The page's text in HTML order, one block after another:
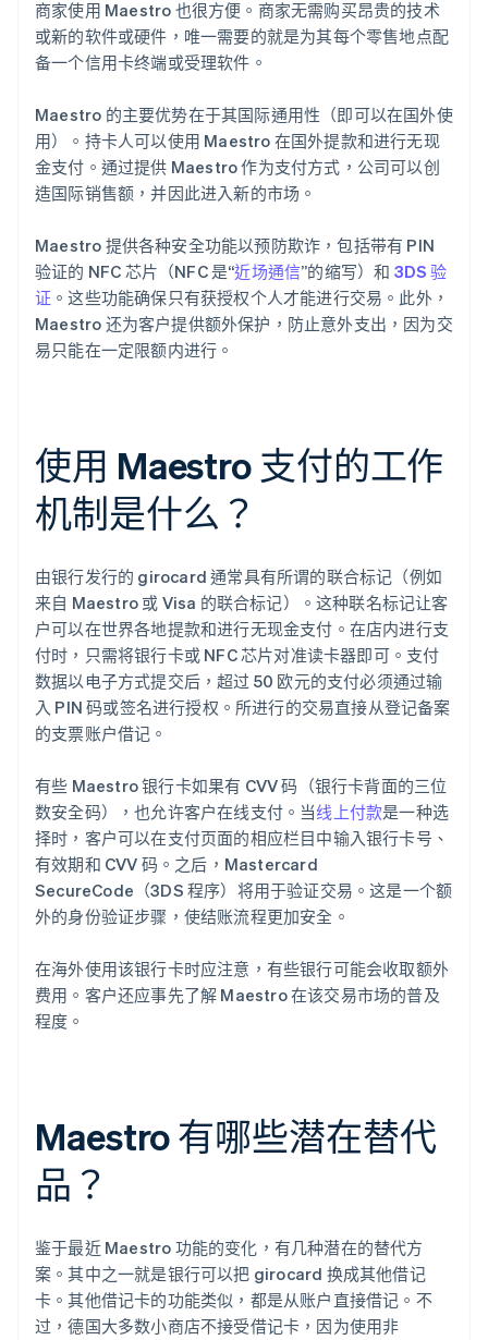
商家使用 Maestro 也很方便。商家无需购买昂贵的技术
或新的软件或硬件，唯一需要的就是为其每个零售地点配
备一个信用卡终端或受理软件。
Maestro 的主要优势在于其国际通用性（即可以在国外使
用）。持卡人可以使用 Maestro 在国外提款和进行无现
金支付。通过提供 Maestro 作为支付方式，公司可以创
造国际销售额，并因此进入新的市场。
Maestro 提供各种安全功能以预防欺诈，包括带有 PIN
验证的 NFC 芯片（NFC 是“近场通信”的缩写）和 3DS 验
证 。这些功能确保只有获授权个人才能进行交易。此外，
Maestro 还为客户提供额外保护，防止意外支出，因为交
易只能在一定限额内进行。
使用 Maestro 支付的工作
机制是什么？
由银行发行的 girocard 通常具有所谓的联合标记（例如
来自 Maestro 或 Visa 的联合标记）。这种联名标记让客
户可以在世界各地提款和进行无现金支付。在店内进行支
付时，只需将银行卡或 NFC 芯片对准读卡器即可。支付
数据以电子方式提交后，超过 50 欧元的支付必须通过输
入 PIN 码或签名进行授权。所进行的交易直接从登记备案
的支票账户借记。
有些 Maestro 银行卡如果有 CVV 码（银行卡背面的三位
数安全码），也允许客户在线支付。当线上付款是一种选
择时，客户可以在支付页面的相应栏目中输入银行卡号、
有效期和 CVV 码。之后，Mastercard
SecureCode（3DS 程序）将用于验证交易。这是一个额
外的身份验证步骤，使结账流程更加安全。
在海外使用该银行卡时应注意，有些银行可能会收取额外
费用。客户还应事先了解 Maestro 在该交易市场的普及
程度。
Maestro 有哪些潜在替代
品？
鉴于最近 Maestro 功能的变化，有几种潜在的替代方
案。其中之一就是银行可以把 girocard 换成其他借记
卡。其他借记卡的功能类似，都是从账户直接借记。不
过，德国大多数小商店不接受借记卡，因为使用非